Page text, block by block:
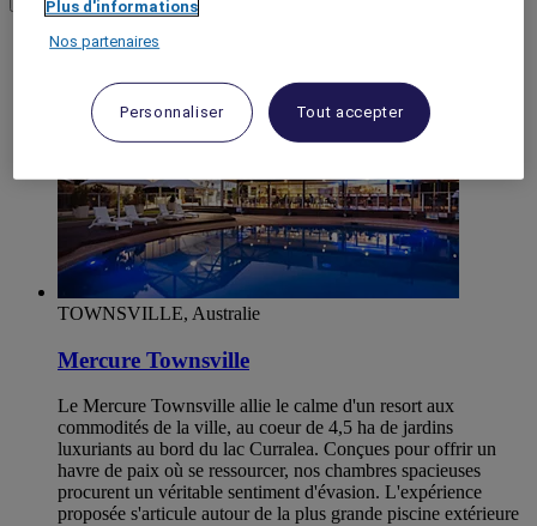
TOWNSVILLE, Australie
Mercure Townsville
Le Mercure Townsville allie le calme d'un resort aux
commodités de la ville, au coeur de 4,5 ha de jardins
luxuriants au bord du lac Curralea. Conçues pour offrir un
havre de paix où se ressourcer, nos chambres spacieuses
procurent un véritable sentiment d'évasion. L'expérience
proposée s'articule autour de la plus grande piscine extérieure
Plus d'informations
Nos partenaires
Personnaliser Tout accepter